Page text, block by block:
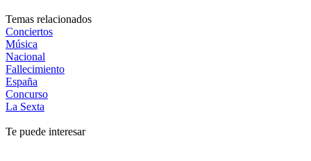
Temas relacionados
Conciertos
Música
Nacional
Fallecimiento
España
Concurso
La Sexta
Te puede interesar